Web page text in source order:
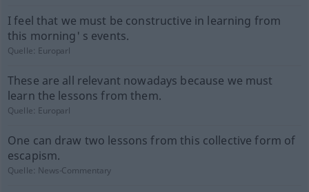
I feel that we must be constructive in learning from
this morning' s events.
Quelle: Europarl
These are all relevant nowadays because we must
learn the lessons from them.
Quelle: Europarl
One can draw two lessons from this collective form of
escapism.
Quelle: News-Commentary